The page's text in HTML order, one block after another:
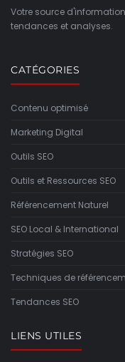
Votre source
tendances et analyses.
CATÉGORIES
Contenu optimisé
Marketing Digital
Outils SEO
Outils et Ressources SEO
Référencement Naturel
SEO Local & International
Stratégies SEO
Techniques de
Tendances SEO
LIENS UTILES